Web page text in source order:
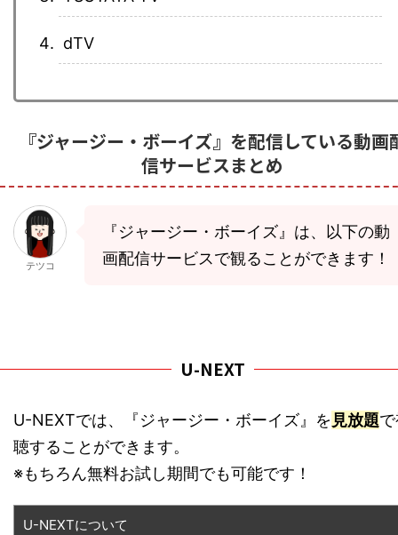
dTV
『ジャージー・ボーイズ』を配信している動画
信サービスまとめ
テツコ
『ジャージー・ボーイズ』は、以下の動
画配信サービスで観ることができます！
U-NEXT
U-NEXTでは、『ジャージー・ボーイズ』を 見放題
聴することができます。
※もちろん無料お試し期間でも可能です！
U-NEXTについて